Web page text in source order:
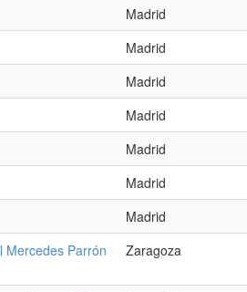
Madrid
Madrid
Madrid
Madrid
Madrid
Madrid
Madrid
Mercedes Parrón
Zaragoza